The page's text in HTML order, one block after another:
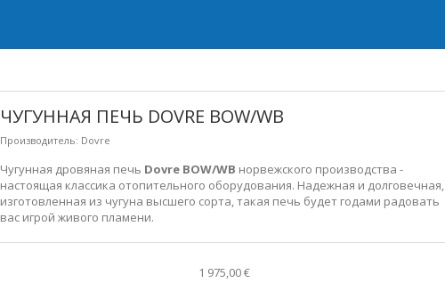
ЧУГУННАЯ ПЕЧЬ DOVRE BOW/WB
Производитель: Dovre
Чугунная дровяная печь Dovre BOW/WB норвежского производства -
настоящая классика отопительного оборудования. Надежная и долговечная,
изготовленная из чугуна высшего сорта, такая печь будет годами радовать
вас игрой живого пламени.
1 975,00 €